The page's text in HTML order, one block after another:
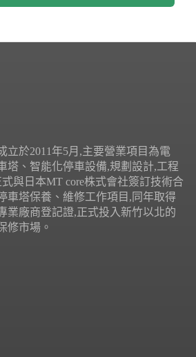
立於2011年5月,主要營業項目為電
塔、智能化停車設備,規劃設計,工程
與日本MT core株式會社簽訂技術合
車塔保養、維修工作項目,同年取得
業廠商登記證,正式投入新竹以北的
修市場。